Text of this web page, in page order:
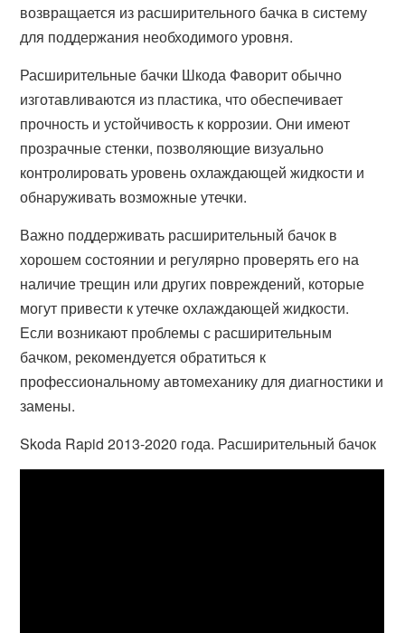
возвращается из расширительного бачка в систему
для поддержания необходимого уровня.
Расширительные бачки Шкода Фаворит обычно
изготавливаются из пластика, что обеспечивает
прочность и устойчивость к коррозии. Они имеют
прозрачные стенки, позволяющие визуально
контролировать уровень охлаждающей жидкости и
обнаруживать возможные утечки.
Важно поддерживать расширительный бачок в
хорошем состоянии и регулярно проверять его на
наличие трещин или других повреждений, которые
могут привести к утечке охлаждающей жидкости.
Если возникают проблемы с расширительным
бачком, рекомендуется обратиться к
профессиональному автомеханику для диагностики и
замены.
Skoda Rapid 2013-2020 года. Расширительный бачок